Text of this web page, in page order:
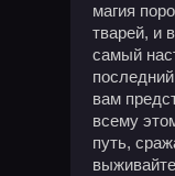
магия
тварей, и
самый
вам
всему
путь,